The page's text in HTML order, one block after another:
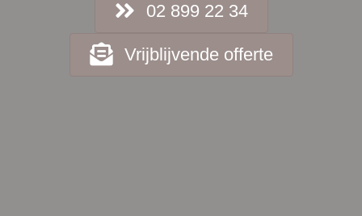
02 899 22 34
Vrijblijvende offerte